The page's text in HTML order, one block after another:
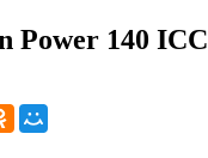
Power 140 ICC